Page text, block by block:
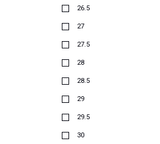
26.5
27
27.5
28
28.5
29
29.5
30